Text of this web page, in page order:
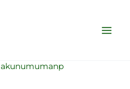
akunumumanp